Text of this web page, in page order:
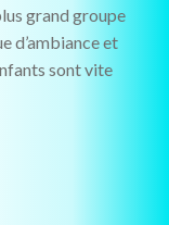
grand groupe
d’ambiance et
sont vite